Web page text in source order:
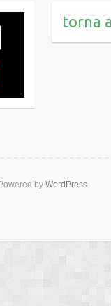
torna
Powered by WordPress